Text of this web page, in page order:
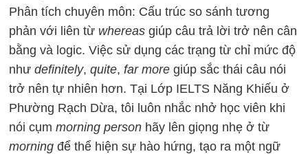
Phân tích chuyên môn: Cấu trúc so sánh tương
phản với liên từ whereas giúp câu trả lời trở nên cân
bằng và logic. Việc sử dụng các trạng từ chỉ mức độ
nhưdefinitely,quite,far more giúp sắc thái câu nói
trở nên tự nhiên hơn. Tại Lớp IELTS Năng Khiếu ở
Phường Rạch Dừa, tôi luôn nhắc nhở học viên khi
nói cụmmorning person hãy lên giọng nhẹ ở từ
morning để thể hiện sự hào hứng, tạo ra một ngữ